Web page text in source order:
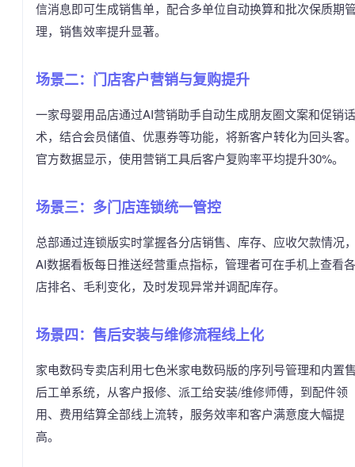
信消息即可生成销售单，配合多单位自动换算和批次保质期
理，销售效率提升显著。
场景二：门店客户营销与复购提升
一家母婴用品店通过AI营销助手自动生成朋友圈文案和促销话
术，结合会员储值、优惠券等功能，将新客户转化为回头客
官方数据显示，使用营销工具后客户复购率平均提升30%。
场景三：多门店连锁统一管控
总部通过连锁版实时掌握各分店销售、库存、应收欠款情况
AI数据看板每日推送经营重点指标，管理者可在手机上查看各
店排名、毛利变化，及时发现异常并调配库存。
场景四：售后安装与维修流程线上化
家电数码专卖店利用七色米家电数码版的序列号管理和内置
后工单系统，从客户报修、派工给安装/维修师傅，到配件领
用、费用结算全部线上流转，服务效率和客户满意度大幅提
高。